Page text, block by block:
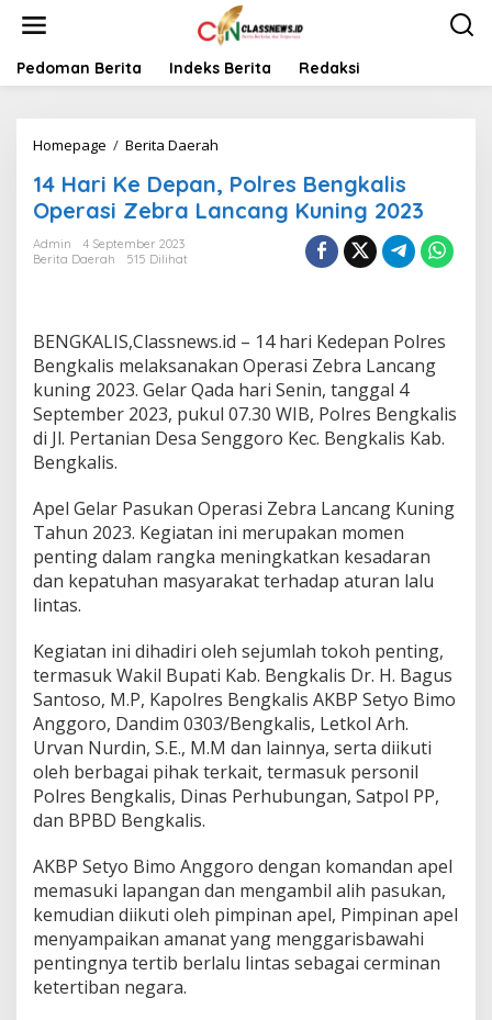
t
Pedoman Berita Indeks Berita Redaksi
Homepage / Berita Daerah
H
a
r
p
a
n
,
P
o
e
s
B
e
n
l
i
s
O
p
e
r
a
e
b
r
a
L
a
14 Hari Ke Depan, Polres Bengkalis
Operasi Zebra Lancang Kuning 2023
Admin
4 September 2023
Berita Daerah
515 Dilihat
BENGKALIS,Classnews.id – 14 hari Kedepan Polres
Bengkalis melaksanakan Operasi Zebra Lancang
kuning 2023. Gelar Qada hari Senin, tanggal 4
September 2023, pukul 07.30 WIB, Polres Bengkalis
di Jl. Pertanian Desa Senggoro Kec. Bengkalis Kab.
Bengkalis.
Apel Gelar Pasukan Operasi Zebra Lancang Kuning
Tahun 2023. Kegiatan ini merupakan momen
penting dalam rangka meningkatkan kesadaran
dan kepatuhan masyarakat terhadap aturan lalu
lintas.
Kegiatan ini dihadiri oleh sejumlah tokoh penting,
termasuk Wakil Bupati Kab. Bengkalis Dr. H. Bagus
Santoso, M.P, Kapolres Bengkalis AKBP Setyo Bimo
Anggoro, Dandim 0303/Bengkalis, Letkol Arh.
Urvan Nurdin, S.E., M.M dan lainnya, serta diikuti
oleh berbagai pihak terkait, termasuk personil
Polres Bengkalis, Dinas Perhubungan, Satpol PP,
dan BPBD Bengkalis.
AKBP Setyo Bimo Anggoro dengan komandan apel
memasuki lapangan dan mengambil alih pasukan,
kemudian diikuti oleh pimpinan apel, Pimpinan apel
menyampaikan amanat yang menggarisbawahi
pentingnya tertib berlalu lintas sebagai cerminan
ketertiban negara.